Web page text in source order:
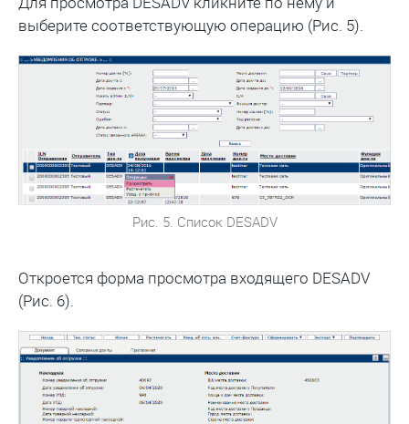
выберите соответствующую операцию (Рис. 5).
Рис. 5. Список DESADV
Откроется форма просмотра входящего DESADV
(Рис. 6).